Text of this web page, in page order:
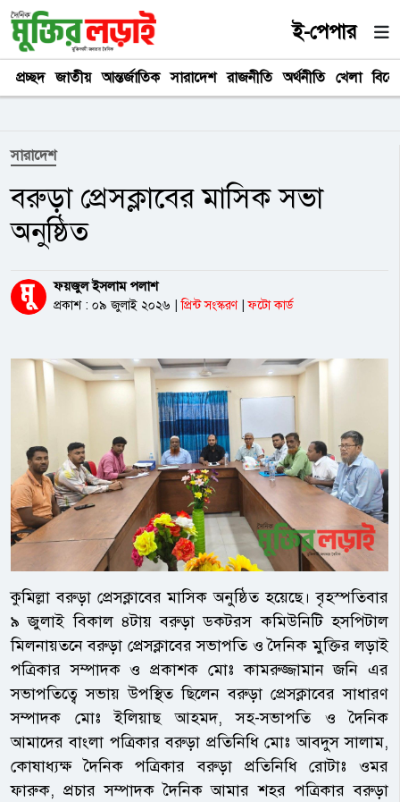
ই-পেপার
প্রচ্ছদ জাতীয় আন্তর্জাতিক সারাদেশ রাজনীতি অর্থনীতি খেলা
সারাদেশ
বরুড়া প্রেসক্লাবের মাসিক সভা
অনুষ্ঠিত
ফয়জুল ইসলাম পলাশ
প্রকাশ : ০৯ জুলাই ২০২৬ প্রিন্ট সংস্করণ ফটো কার্ড
কুমিল্লা বরুড়া প্রেসক্লাবের মাসিক অনুষ্ঠিত হয়েছে। বৃহস্পতিবার
৯ জুলাই বিকাল ৪টায় বরুড়া ডকটরস কমিউনিটি হসপিটাল
মিলনায়তনে বরুড়া প্রেসক্লাবের সভাপতি ও দৈনিক মুক্তির লড়াই
পত্রিকার সম্পাদক ও প্রকাশক মোঃ কামরুজ্জামান জনি এর
সভাপতিত্বে সভায় উপস্থিত ছিলেন বরুড়া প্রেসক্লাবের সাধারণ
সম্পাদক মোঃ ইলিয়াছ আহমদ, সহ-সভাপতি ও দৈনিক
আমাদের বাংলা পত্রিকার বরুড়া প্রতিনিধি মোঃ আবদুস সালাম,
কোষাধ্যক্ষ দৈনিক পত্রিকার বরুড়া প্রতিনিধি রোটাঃ ওমর
ফারুক, প্রচার সম্পাদক দৈনিক আমার শহর পত্রিকার বরুড়া